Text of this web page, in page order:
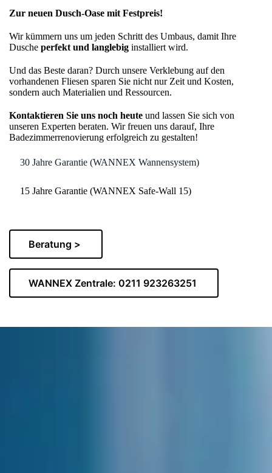
Zur neuen Dusch-Oase mit Festpreis!
Wir kümmern uns um jeden Schritt des Umbaus, damit Ihre
Dusche perfekt und langlebig installiert wird.
Und das Beste daran? Durch unsere Verklebung auf den
vorhandenen Fliesen sparen Sie nicht nur Zeit und Kosten,
sondern auch Materialien und Ressourcen.
Kontaktieren Sie uns noch heute und lassen Sie sich von
unseren Experten beraten. Wir freuen uns darauf, Ihre
Badezimmerrenovierung erfolgreich zu gestalten!
30 Jahre Garantie (WANNEX Wannensystem)
15 Jahre Garantie (WANNEX Safe-Wall 15)
Beratung >
WANNEX Zentrale: 0211 923263251